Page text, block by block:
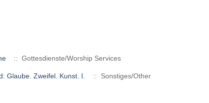
:: Gottesdienste/Worship Services
Glaube. Zweifel. Kunst. I. :: Sonstiges/Other